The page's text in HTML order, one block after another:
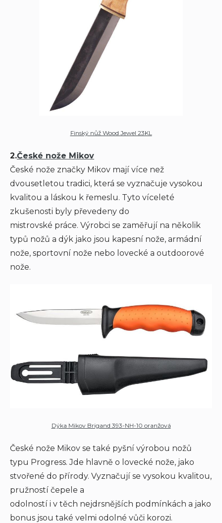
Finský nůž Wood Jewel 23KL
2.České nože Mikov
České nože značky Mikov mají více než
dvousetletou tradici, která se vyznačuje vysokou
kvalitou a láskou k řemeslu. Tyto víceleté
zkušenosti byly převedeny do
mistrovské práce. Výrobci se zaměřují na několik
typů nožů a dýk jako jsou kapesní nože, armádní
nože, sportovní nože nebo lovecké a outdoorové
nože.
Dýka Mikov Brigand 393-NH-10 oranžová
České nože Mikov se také pyšní výrobou nožů
typu Progress. Jde hlavně o lovecké nože, jako
stvořené do přírody. Vyznačují se vysokou kvalitou,
pružností čepele a
odolností i v těch nejdrsnějších podmínkách a jako
bonus jsou také velmi odolné vůči korozi.